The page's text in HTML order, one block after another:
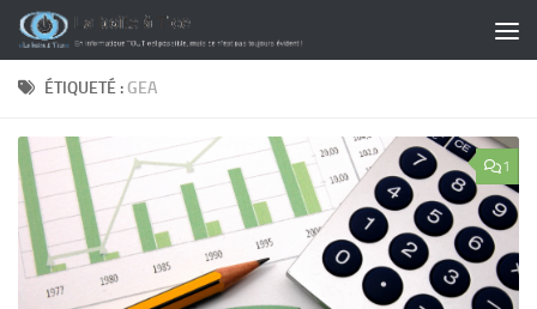
Skip to content
ÉTIQUETÉ : GEA
1